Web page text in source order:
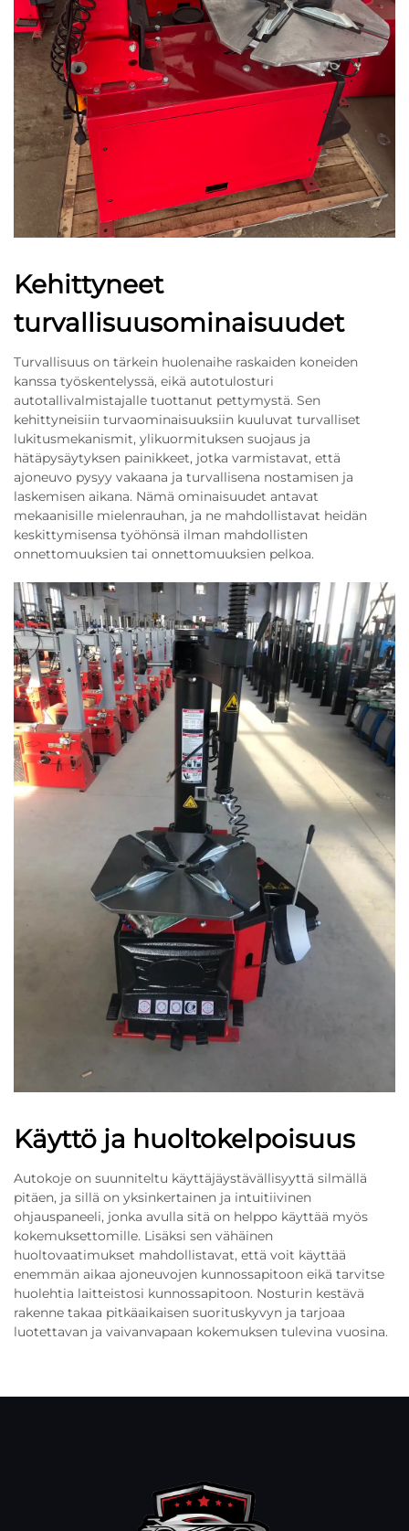
Kehittyneet
turvallisuusominaisuudet
Turvallisuus on tärkein huolenaihe raskaiden koneiden
kanssa työskentelyssä, eikä autotulosturi
autotallivalmistajalle tuottanut pettymystä. Sen
kehittyneisiin turvaominaisuuksiin kuuluvat turvalliset
lukitusmekanismit, ylikuormituksen suojaus ja
hätäpysäytyksen painikkeet, jotka varmistavat, että
ajoneuvo pysyy vakaana ja turvallisena nostamisen ja
laskemisen aikana. Nämä ominaisuudet antavat
mekaanisille mielenrauhan, ja ne mahdollistavat heidän
keskittymisensa työhönsä ilman mahdollisten
onnettomuuksien tai onnettomuuksien pelkoa.
Käyttö ja huoltokelpoisuus
Autokoje on suunniteltu käyttäjäystävällisyyttä silmällä
pitäen, ja sillä on yksinkertainen ja intuitiivinen
ohjauspaneeli, jonka avulla sitä on helppo käyttää myös
kokemuksettomille. Lisäksi sen vähäinen
huoltovaatimukset mahdollistavat, että voit käyttää
enemmän aikaa ajoneuvojen kunnossapitoon eikä tarvitse
huolehtia laitteistosi kunnossapitoon. Nosturin kestävä
rakenne takaa pitkäaikaisen suorituskyvyn ja tarjoaa
luotettavan ja vaivanvapaan kokemuksen tulevina vuosina.